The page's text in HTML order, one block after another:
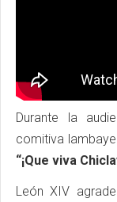
Durante la
comitiva
“¡Que viva
León XIV